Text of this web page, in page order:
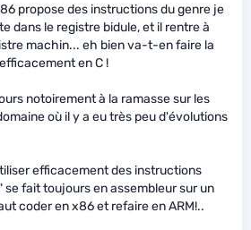
propose des instructions du genre je
dans le registre bidule, et il rentre à
machin... eh bien va-t-en faire la
en C !
notoirement à la ramasse sur les
où il y a eu très peu d'évolutions
efficacement des instructions
se fait toujours en assembleur sur un
coder en x86 et refaire en ARM!..